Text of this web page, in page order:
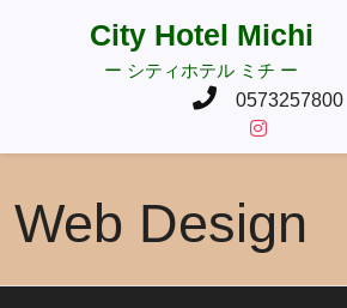
に
キ
City Hotel Michi
ー シティホテル ミチ ー
0573257800
Web Design